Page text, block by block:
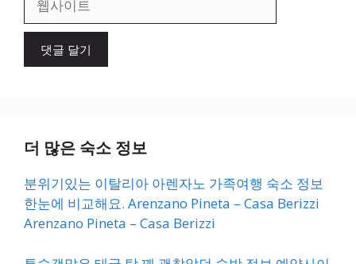
이
더 많은 숙소 정보
분위기있는 이탈리아 아렌자노 가족여행 숙소 정보
한눈에 비교해요. Arenzano Pineta – Casa Berizzi
Arenzano Pineta – Casa Berizzi